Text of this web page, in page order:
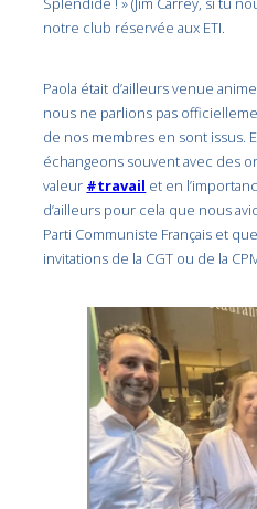
notre club réservée aux ETI.
Paola était d’ailleurs venue
nous ne parlions pas
de nos membres en sont issus.
échangeons souvent avec des
valeur #travail et en
d’ailleurs pour cela que nous
Parti Communiste Français et
invitations de la CGT ou de la